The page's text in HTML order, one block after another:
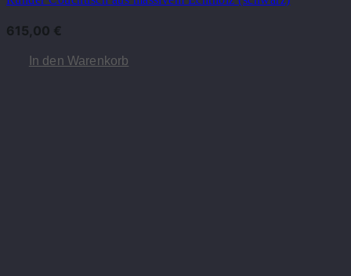
615,00 €
In den Warenkorb